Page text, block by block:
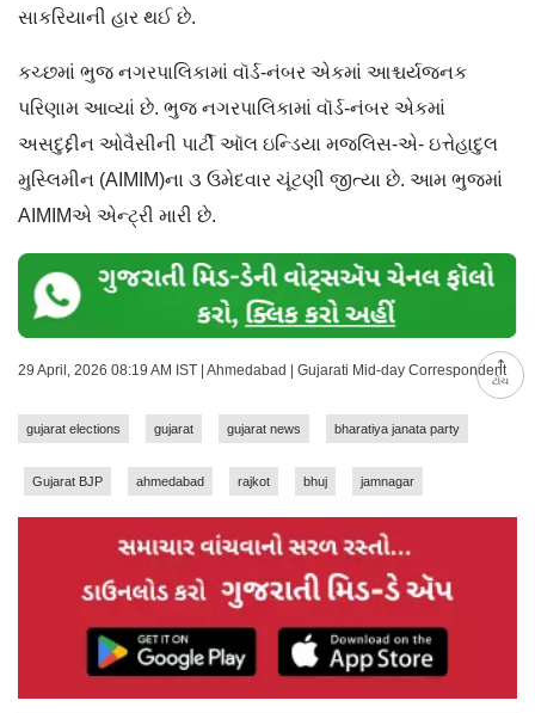
ટોચ
સાકરિયાની હાર થઈ છે.
કચ્છમાં ભુજ નગરપાલિકામાં વૉર્ડ-નંબર એકમાં આશ્ચર્યજનક
પરિણામ આવ્યાં છે. ભુજ નગરપાલિકામાં વૉર્ડ-નંબર એકમાં
અસદુદ્દીન ઓવૈસીની પાર્ટી ઑલ ઇન્ડિયા મજલિસ-એ- ઇત્તેહાદુલ
મુસ્લિમીન (AIMIM)ના ૩ ઉમેદવાર ચૂંટણી જીત્યા છે. આમ ભુજમાં
AIMIMએ એન્ટ્રી મારી છે.
29 April, 2026 08:19 AM IST | Ahmedabad | Gujarati Mid-day Correspondent
gujarat elections gujarat gujarat news bharatiya janata party
Gujarat BJP ahmedabad rajkot bhuj jamnagar